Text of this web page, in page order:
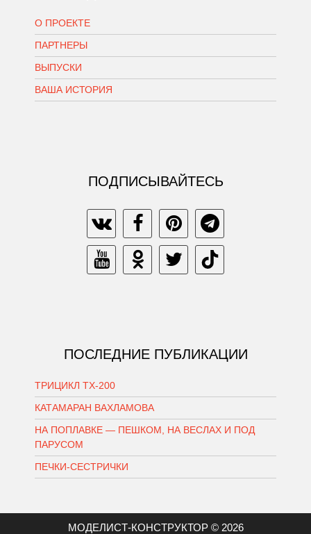
О ПРОЕКТЕ
ПАРТНЕРЫ
ВЫПУСКИ
ВАША ИСТОРИЯ
ПОДПИСЫВАЙТЕСЬ
ПОСЛЕДНИЕ ПУБЛИКАЦИИ
ТРИЦИКЛ ТХ-200
КАТАМАРАН ВАХЛАМОВА
НА ПОПЛАВКЕ — ПЕШКОМ, НА ВЕСЛАХ И ПОД
ПАРУСОМ
ПЕЧКИ-СЕСТРИЧКИ
МОДЕЛИСТ-КОНСТРУКТОР © 2026